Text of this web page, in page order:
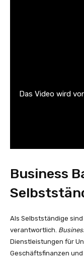
Das Video wird
Business
Als Selbstständige
verantwortlich.
Dienstleistungen für
Geschäftsfinanzen